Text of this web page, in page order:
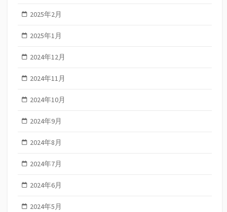
2025年2月
2025年1月
2024年12月
2024年11月
2024年10月
2024年9月
2024年8月
2024年7月
2024年6月
2024年5月